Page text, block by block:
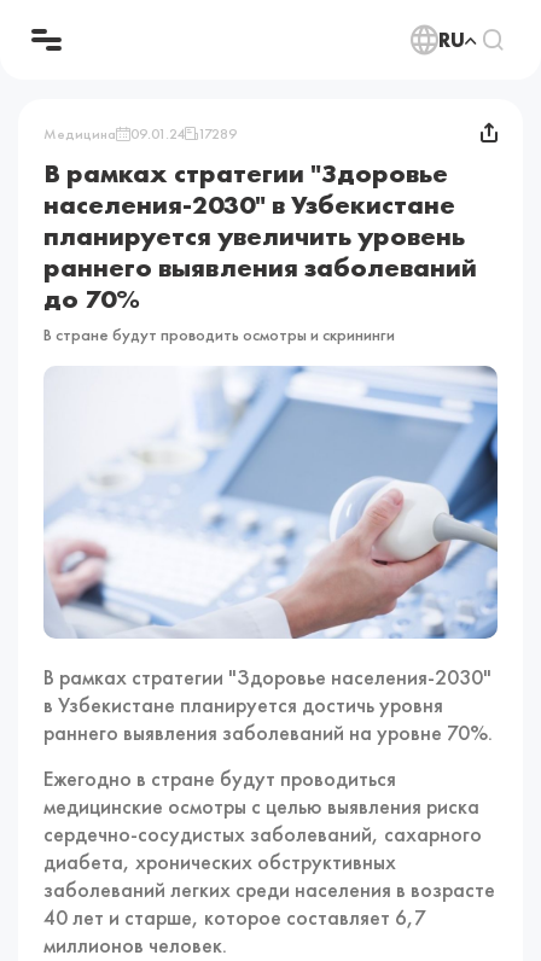
RU
Медицина 09.01.24 17289
В рамках стратегии "Здоровье
населения-2030" в Узбекистане
планируется увеличить уровень
раннего выявления заболеваний
до 70%
В стране будут проводить осмотры и скрининги
В рамках стратегии "Здоровье населения-2030"
в Узбекистане планируется достичь уровня
раннего выявления заболеваний на уровне 70%.
Ежегодно в стране будут проводиться
медицинские осмотры с целью выявления риска
сердечно-сосудистых заболеваний, сахарного
диабета, хронических обструктивных
заболеваний легких среди населения в возрасте
40 лет и старше, которое составляет 6,7
миллионов человек.